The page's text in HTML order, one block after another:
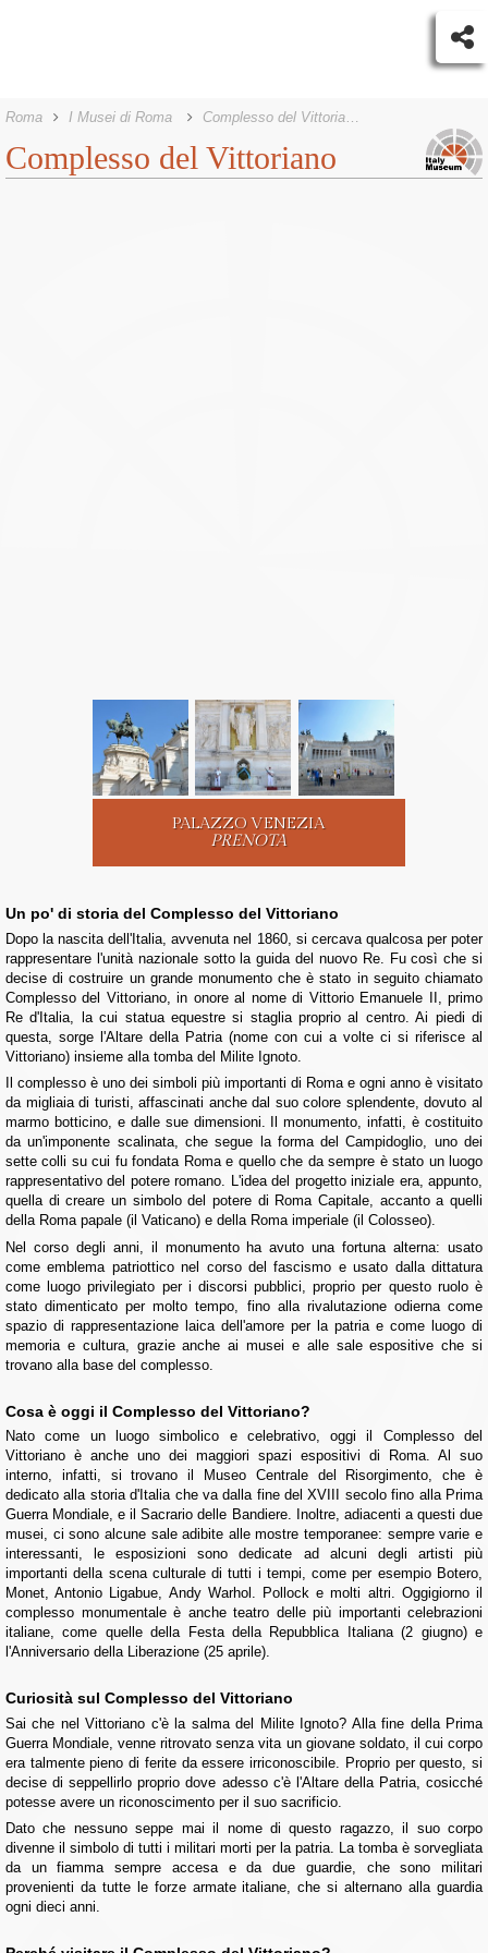
Roma I Musei di Roma Complesso del Vittoriano
Complesso del Vittoriano
PALAZZO VENEZIA
PRENOTA
Un po' di storia del Complesso del Vittoriano
Dopo la nascita dell'Italia, avvenuta nel 1860, si cercava qualcosa per poter
rappresentare l'unità nazionale sotto la guida del nuovo Re. Fu così che si
decise di costruire un grande monumento che è stato in seguito chiamato
Complesso del Vittoriano, in onore al nome di Vittorio Emanuele II, primo
Re d'Italia, la cui statua equestre si staglia proprio al centro. Ai piedi di
questa, sorge l'Altare della Patria (nome con cui a volte ci si riferisce al
Vittoriano) insieme alla tomba del Milite Ignoto.
Il complesso è uno dei simboli più importanti di Roma e ogni anno è visitato
da migliaia di turisti, affascinati anche dal suo colore splendente, dovuto al
marmo botticino, e dalle sue dimensioni. Il monumento, infatti, è costituito
da un'imponente scalinata, che segue la forma del Campidoglio, uno dei
sette colli su cui fu fondata Roma e quello che da sempre è stato un luogo
rappresentativo del potere romano. L'idea del progetto iniziale era, appunto,
quella di creare un simbolo del potere di Roma Capitale, accanto a quelli
della Roma papale (il Vaticano) e della Roma imperiale (il Colosseo).
Nel corso degli anni, il monumento ha avuto una fortuna alterna: usato
come emblema patriottico nel corso del fascismo e usato dalla dittatura
come luogo privilegiato per i discorsi pubblici, proprio per questo ruolo è
stato dimenticato per molto tempo, fino alla rivalutazione odierna come
spazio di rappresentazione laica dell'amore per la patria e come luogo di
memoria e cultura, grazie anche ai musei e alle sale espositive che si
trovano alla base del complesso.
Cosa è oggi il Complesso del Vittoriano?
Nato come un luogo simbolico e celebrativo, oggi il Complesso del
Vittoriano è anche uno dei maggiori spazi espositivi di Roma. Al suo
interno, infatti, si trovano il Museo Centrale del Risorgimento, che è
dedicato alla storia d'Italia che va dalla fine del XVIII secolo fino alla Prima
Guerra Mondiale, e il Sacrario delle Bandiere. Inoltre, adiacenti a questi due
musei, ci sono alcune sale adibite alle mostre temporanee: sempre varie e
interessanti, le esposizioni sono dedicate ad alcuni degli artisti più
importanti della scena culturale di tutti i tempi, come per esempio Botero,
Monet, Antonio Ligabue, Andy Warhol. Pollock e molti altri. Oggigiorno il
complesso monumentale è anche teatro delle più importanti celebrazioni
italiane, come quelle della Festa della Repubblica Italiana (2 giugno) e
l'Anniversario della Liberazione (25 aprile).
Curiosità sul Complesso del Vittoriano
Sai che nel Vittoriano c'è la salma del Milite Ignoto? Alla fine della Prima
Guerra Mondiale, venne ritrovato senza vita un giovane soldato, il cui corpo
era talmente pieno di ferite da essere irriconoscibile. Proprio per questo, si
decise di seppellirlo proprio dove adesso c'è l'Altare della Patria, cosicché
potesse avere un riconoscimento per il suo sacrificio.
Dato che nessuno seppe mai il nome di questo ragazzo, il suo corpo
divenne il simbolo di tutti i militari morti per la patria. La tomba è sorvegliata
da un fiamma sempre accesa e da due guardie, che sono militari
provenienti da tutte le forze armate italiane, che si alternano alla guardia
ogni dieci anni.